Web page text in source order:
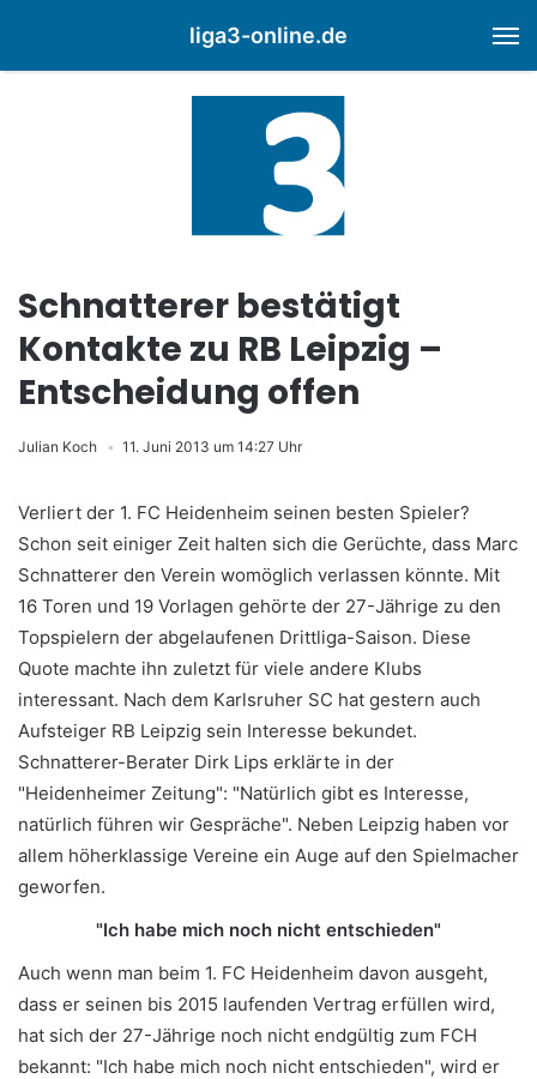
liga3-online.de
Schnatterer bestätigt
Kontakte zu RB Leipzig –
Entscheidung offen
Julian Koch 11. Juni 2013 um 14:27 Uhr
Verliert der 1. FC Heidenheim seinen besten Spieler?
Schon seit einiger Zeit halten sich die Gerüchte, dass Marc
Schnatterer den Verein womöglich verlassen könnte. Mit
16 Toren und 19 Vorlagen gehörte der 27-Jährige zu den
Topspielern der abgelaufenen Drittliga-Saison. Diese
Quote machte ihn zuletzt für viele andere Klubs
interessant. Nach dem Karlsruher SC hat gestern auch
Aufsteiger RB Leipzig sein Interesse bekundet.
Schnatterer-Berater Dirk Lips erklärte in der
"Heidenheimer Zeitung": "Natürlich gibt es Interesse,
natürlich führen wir Gespräche". Neben Leipzig haben vor
allem höherklassige Vereine ein Auge auf den Spielmacher
geworfen.
"Ich habe mich noch nicht entschieden"
Auch wenn man beim 1. FC Heidenheim davon ausgeht,
dass er seinen bis 2015 laufenden Vertrag erfüllen wird,
hat sich der 27-Jährige noch nicht endgültig zum FCH
bekannt: "Ich habe mich noch nicht entschieden", wird er